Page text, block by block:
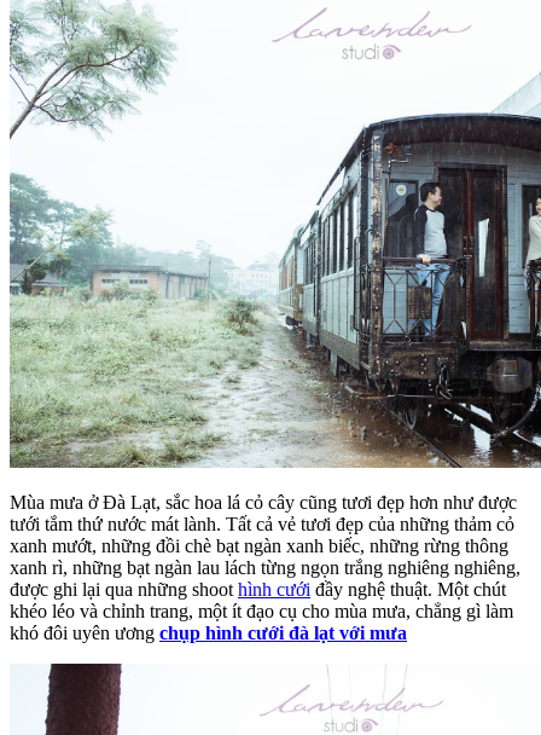
Mùa mưa ở Đà Lạt, sắc hoa lá cỏ cây cũng tươi đẹp hơn như được
tưới tắm thứ nước mát lành. Tất cả vẻ tươi đẹp của những thảm cỏ
xanh mướt, những đồi chè bạt ngàn xanh biếc, những rừng thông
xanh rì, những bạt ngàn lau lách từng ngọn trắng nghiêng nghiêng,
được ghi lại qua những shoothình cưới đầy nghệ thuật. Một chút
khéo léo và chỉnh trang, một ít đạo cụ cho mùa mưa, chẳng gì làm
khó đôi uyên ương chụp hình cưới đà lạt với mưa